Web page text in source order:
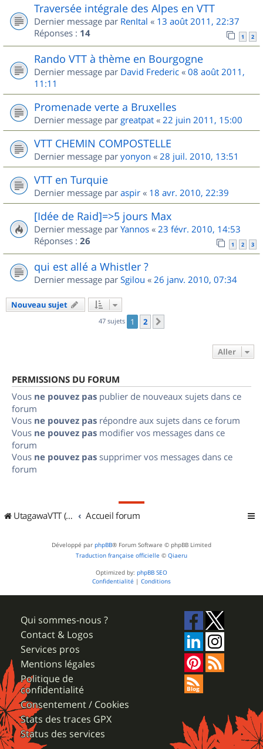
Traversée intégrale des Alpes en VTT
Dernier message par RenItal « 13 août 2011, 22:37
Réponses : 14 1 2
Rando VTT à thème en Bourgogne
Dernier message par David Frederic « 08 août 2011,
11:11
Promenade verte a Bruxelles
Dernier message par greatpat « 22 juin 2011, 15:00
VTT CHEMIN COMPOSTELLE
Dernier message par yonyon « 28 juil. 2010, 13:51
VTT en Turquie
Dernier message par aspir « 18 avr. 2010, 22:39
[Idée de Raid]=>5 jours Max
Dernier message par Yannos « 23 févr. 2010, 14:53
Réponses : 26 1 2 3
qui est allé a Whistler ?
Dernier message par Sgilou « 26 janv. 2010, 07:34
Nouveau sujet
47 sujets 1 2
Aller
PERMISSIONS DU FORUM
Vous ne pouvez pas publier de nouveaux sujets dans ce
forum
Vous ne pouvez pas répondre aux sujets dans ce forum
Vous ne pouvez pas modifier vos messages dans ce
forum
Vous ne pouvez pas supprimer vos messages dans ce
forum
UtagawaVTT (Randos VTT et VTTAE avec traces GPS) Accueil forum
Développé par phpBB® Forum Software © phpBB Limited
Traduction française officielle © Qiaeru
Optimized by: phpBB SEO
Confidentialité | Conditions
Qui sommes-nous ?
Contact & Logos
Services pros
Mentions légales
Politique de
confidentialité
Consentement / Cookies
Stats des traces GPX
Status des services